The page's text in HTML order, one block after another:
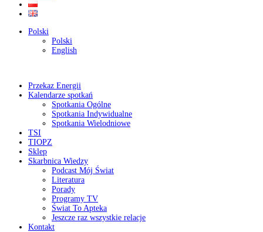
Polski
Polski
English
Przekaz Energii
Kalendarze spotkań
Spotkania Ogólne
Spotkania Indywidualne
Spotkania Wielodniowe
TSI
TIOPZ
Sklep
Skarbnica Wiedzy
Podcast Mój Świat
Literatura
Porady
Programy TV
Świat To Apteka
Jeszcze raz wszystkie relacje
Kontakt